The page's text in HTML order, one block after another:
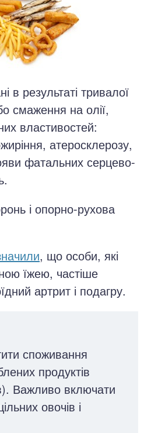
в результаті тривалої
смаження на олії,
властивостей:
атеросклерозу,
фатальних серцево-
і опорно-рухова
, що особи, які
їжею, частіше
артрит і подагру.
споживання
продуктів
Важливо включати
овочів і